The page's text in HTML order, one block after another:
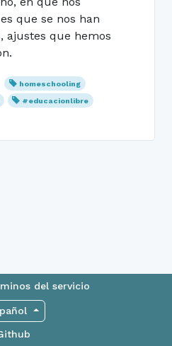
que se nos han
ajustes que hemos
homeschooling
#educacionlibre
del servicio